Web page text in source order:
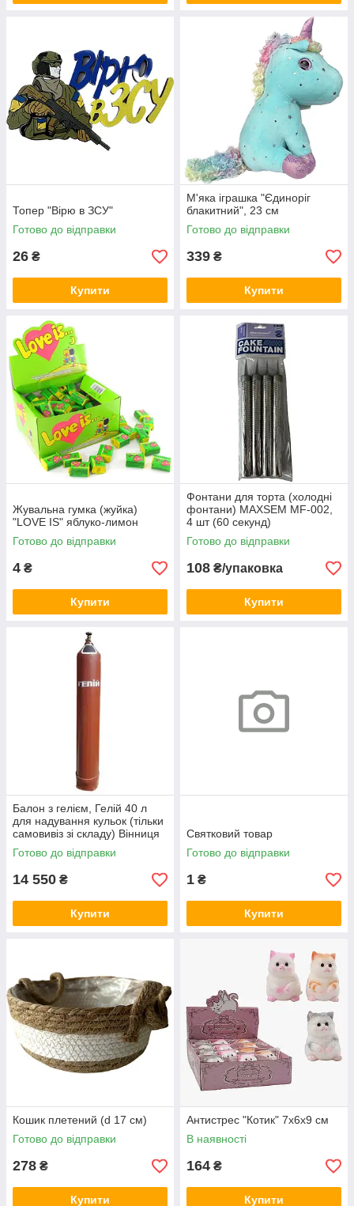
Топер "Вірю в ЗСУ"
Готово до відправки
26 ₴
Купити
М'яка іграшка "Єдиноріг
блакитний", 23 см
Готово до відправки
339 ₴
Купити
Жувальна гумка (жуйка)
"LOVE IS" яблуко-лимон
Готово до відправки
4 ₴
Купити
Фонтани для торта (холодні
фонтани) MAXSEM MF-002,
4 шт (60 секунд)
Готово до відправки
108 ₴/упаковка
Купити
Балон з гелієм, Гелій 40 л
для надування кульок (тільки
самовивіз зі складу) Вінниця
Готово до відправки
14 550 ₴
Купити
Святковий товар
Готово до відправки
1 ₴
Купити
Кошик плетений (d 17 см)
Готово до відправки
278 ₴
Купити
Антистрес "Котик" 7х6х9 см
В наявності
164 ₴
Купити